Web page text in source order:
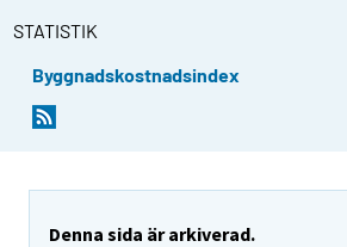
STATISTIK
Byggnadskostnadsindex
Denna sida är arkiverad.